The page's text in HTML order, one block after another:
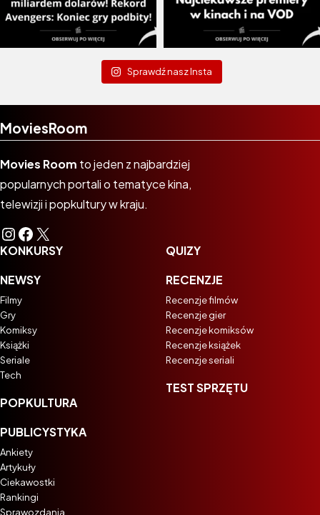
Sprawdź nasz Insta
MoviesRoom
Movies Room to jeden z najbardziej
popularnych portali o tematyce kina,
telewizji i popkultury w kraju.
Instagram
Facebook
X
KONKURSY
NEWSY
Filmy
Gry
Komiksy
Książki
Seriale
Tech
POPKULTURA
PUBLICYSTYKA
Ankiety
Artykuły
Ciekawostki
Rankingi
Sprawozdania
QUIZY
RECENZJE
Recenzje filmów
Recenzje gier
Recenzje komiksów
Recenzje książek
Recenzje seriali
TEST SPRZĘTU